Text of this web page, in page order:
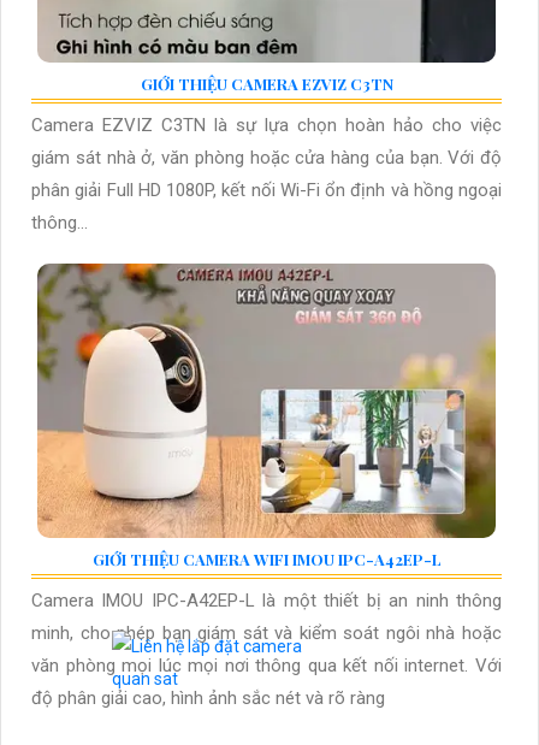
GIỚI THIỆU CAMERA EZVIZ C3TN
Camera EZVIZ C3TN là sự lựa chọn hoàn hảo cho việc
giám sát nhà ở, văn phòng hoặc cửa hàng của bạn. Với độ
phân giải Full HD 1080P, kết nối Wi-Fi ổn định và hồng ngoại
thông...
GIỚI THIỆU CAMERA WIFI IMOU IPC-A42EP-L
Camera IMOU IPC-A42EP-L là một thiết bị an ninh thông
minh, cho phép bạn giám sát và kiểm soát ngôi nhà hoặc
văn phòng mọi lúc mọi nơi thông qua kết nối internet. Với
độ phân giải cao, hình ảnh sắc nét và rõ ràng